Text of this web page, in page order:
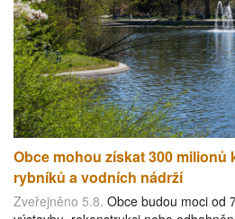
Obce mohou získat 300 milionů
rybníků a vodních nádrží
Zveřejněno 5.8. Obce budou moci od